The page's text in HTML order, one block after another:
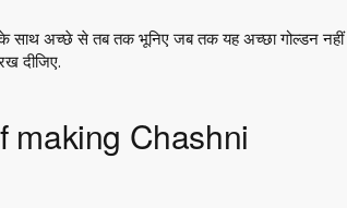
साथ अच्छे से तब तक भूनिए जब तक यह अच्छा गोल्डन नहीं
दीजिए.
making Chashni